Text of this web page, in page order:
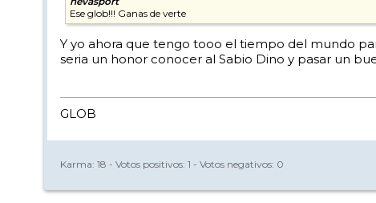
Ese glob!!! Ganas de verte
Y yo ahora que tengo tooo el tiempo del mundo
seria un honor conocer al Sabio Dino y pasar un
GLOB
Karma: 18 - Votos positivos: 1 - Votos negativos: 0